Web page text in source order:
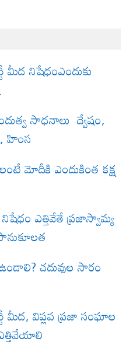
నిషేధంఎందుకు
సాధనాలు ద్వేషం,
హింస
మోదీకి ఎందుకింత కక్ష
ఎత్తివేతే ప్రజాస్వామ్య
చదువుల సారం
మీద, విప్లవ ప్రజా సంఘాల